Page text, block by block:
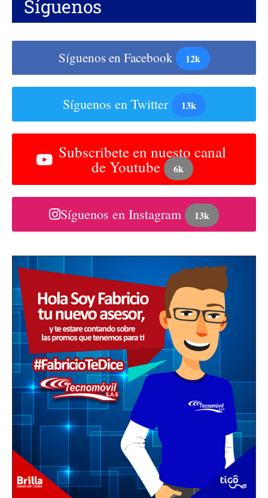
Síguenos
Síguenos en Facebook 12k
Síguenos en Twitter 13k
Subscribete en nuesto canal
de Youtube 6k
Síguenos en Instagram 13k